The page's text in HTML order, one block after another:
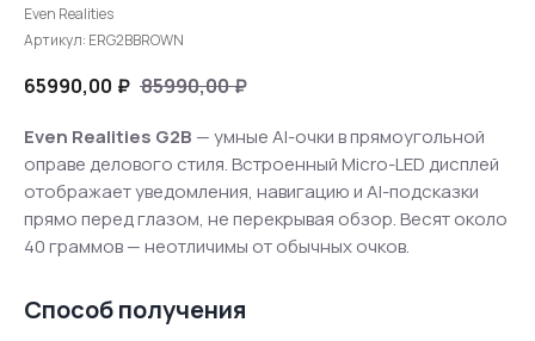
Even Realities
Артикул: ERG2BBROWN
65990,00 ₽ 85990,00₽
Even Realities G2B — умные AI-очки в прямоугольной
оправе делового стиля. Встроенный Micro-LED дисплей
отображает уведомления, навигацию и AI-подсказки
прямо перед глазом, не перекрывая обзор. Весят около
40 граммов — неотличимы от обычных очков.
Способ получения